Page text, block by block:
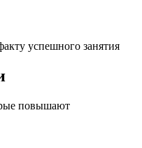
успешного занятия
повышают